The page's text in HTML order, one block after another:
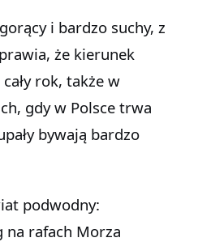
i bardzo suchy, z
że kierunek
rok, także w
gdy w Polsce trwa
bywają bardzo
podwodny:
rafach Morza